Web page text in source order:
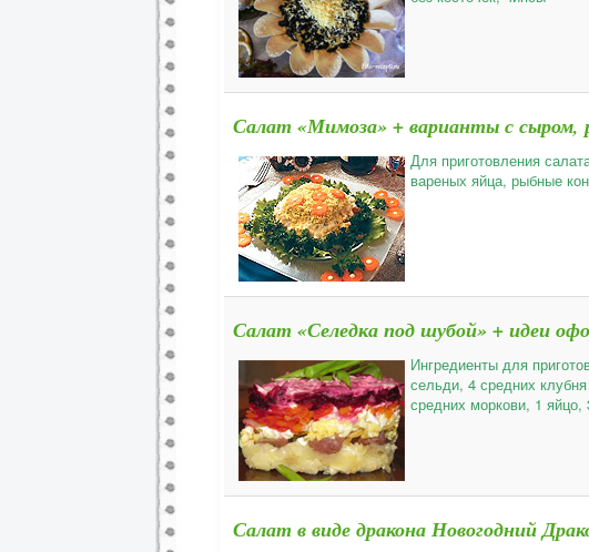
Салат «Мимоза» + варианты с сыром,
Для приготовления
вареных яйца, рыбные
Салат «Селедка под шубой» + идеи
Ингредиенты для
сельди, 4 средних
средних моркови, 1 яйцо,
Салат в виде дракона Новогодний